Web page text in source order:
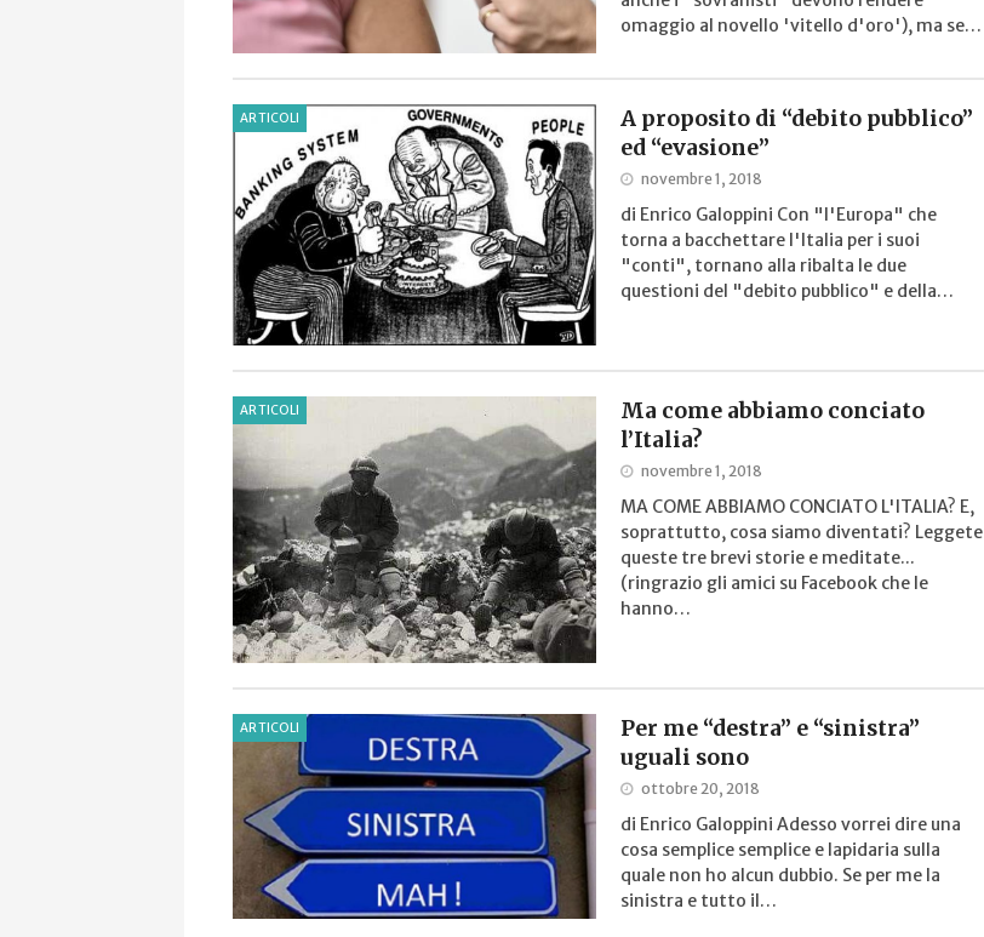
omaggio al novello 'vitello d'oro'), ma se…
ARTICOLI
A proposito di “debito pubblico”
ed “evasione”
novembre 1, 2018
di Enrico Galoppini Con "l'Europa" che
torna a bacchettare l'Italia per i suoi
"conti", tornano alla ribalta le due
questioni del "debito pubblico" e della…
ARTICOLI
Ma come abbiamo conciato
l’Italia?
novembre 1, 2018
MA COME ABBIAMO CONCIATO L'ITALIA? E,
soprattutto, cosa siamo diventati? Leggete
queste tre brevi storie e meditate...
(ringrazio gli amici su Facebook che le
hanno…
ARTICOLI
Per me “destra” e “sinistra”
uguali sono
ottobre 20, 2018
di Enrico Galoppini Adesso vorrei dire una
cosa semplice semplice e lapidaria sulla
quale non ho alcun dubbio. Se per me la
sinistra e tutto il…